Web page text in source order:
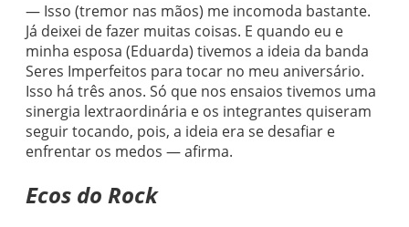
— Isso (tremor nas mãos) me incomoda bastante.
Já deixei de fazer muitas coisas. E quando eu e
minha esposa (Eduarda) tivemos a ideia da banda
Seres Imperfeitos para tocar no meu aniversário.
Isso há três anos. Só que nos ensaios tivemos uma
sinergia lextraordinária e os integrantes quiseram
seguir tocando, pois, a ideia era se desafiar e
enfrentar os medos — afirma.
Ecos do Rock